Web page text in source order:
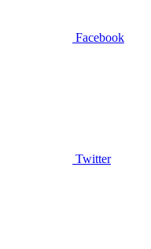
Facebook
Twitter